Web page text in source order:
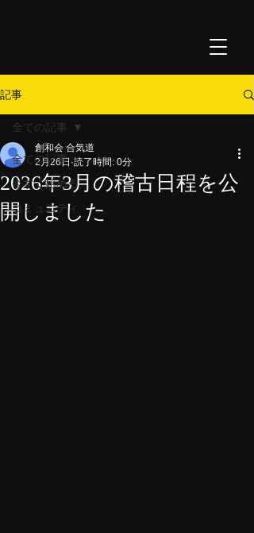
記事
全ての記事
今すぐ始める
コミュニティ
全ての記事
2026年3月の稽古日程を公
開しました
創和会 合気道
2月26日 読了時間: 0分